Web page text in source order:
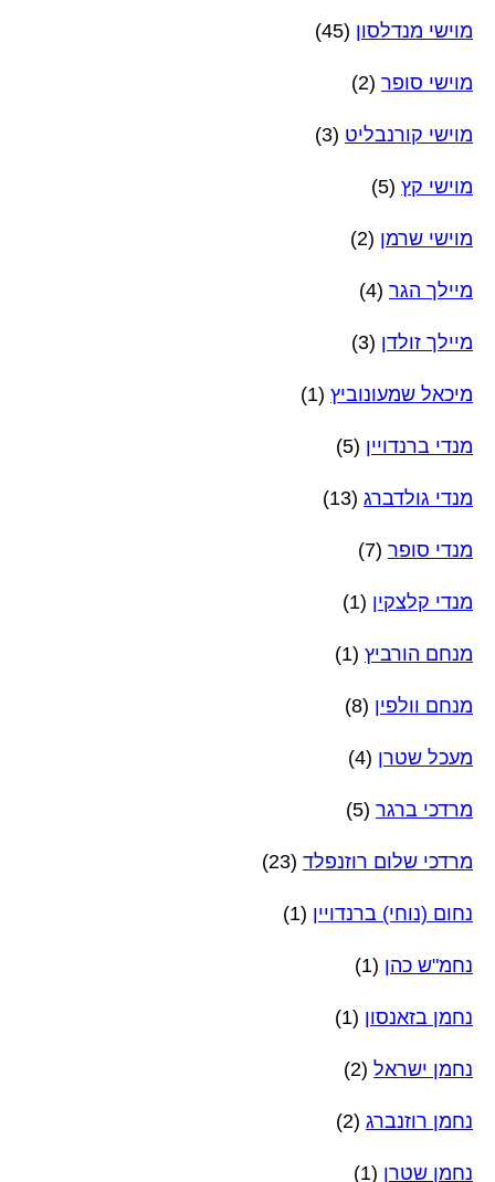
מוישי מנדלסון (45)
מוישי סופר (2)
מוישי קורנבליט (3)
מוישי קץ (5)
מוישי שרמן (2)
מיילך הגר (4)
מיילך זולדן (3)
מיכאל שמעונוביץ (1)
מנדי ברנדויין (5)
מנדי גולדברג (13)
מנדי סופר (7)
מנדי קלצקין (1)
מנחם הורביץ (1)
מנחם וולפין (8)
מעכל שטרן (4)
מרדכי ברגר (5)
מרדכי שלום רוזנפלד (23)
נחום (נוחי) ברנדויין (1)
נחמ"ש כהן (1)
נחמן בזאנסון (1)
נחמן ישראל (2)
נחמן רוזנברג (2)
נחמן שטרן (1)